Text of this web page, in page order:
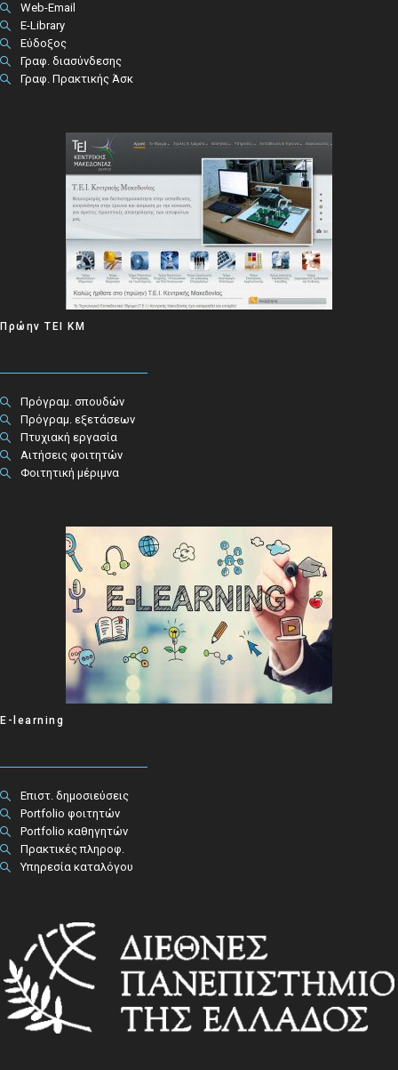
Web-Email
E-Library
Εύδοξος
Γραφ. διασύνδεσης
Γραφ. Πρακτικής Άσκ
Πρώην ΤΕΙ ΚΜ
Πρόγραμ. σπουδών
Πρόγραμ. εξετάσεων
Πτυχιακή εργασία
Αιτήσεις φοιτητών
Φοιτητική μέριμνα
E-learning
Επιστ. δημοσιεύσεις
Portfolio φοιτητών
Portfolio καθηγητών
Πρακτικές πληροφ.​
Υπηρεσία καταλόγου